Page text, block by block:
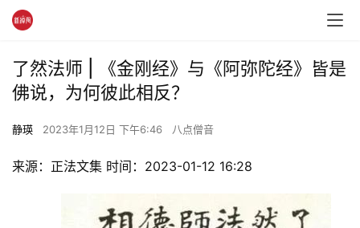
了然法师 | 《金刚经》与《阿弥陀经》皆是
佛说，为何彼此相反？
静瑛 2023年1月12日 下午6:46 八点僧音
来源：正法文集 时间：2023-01-12 16:28